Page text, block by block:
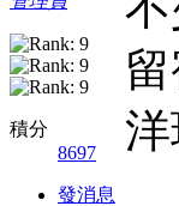
積分
8697
發消息
洋